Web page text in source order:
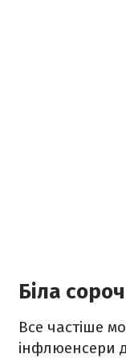
Біла
Все частіше
інфлюенсери